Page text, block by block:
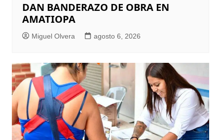
DAN BANDERAZO DE OBRA EN
AMATIOPA
Miguel Olvera agosto 6, 2026